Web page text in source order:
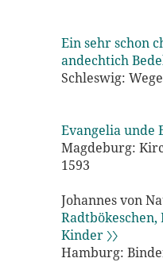
Ein sehr schon
andechtich
Schleswig:
Evangelia unde
Magdeburg:
1593
Johannes von
Kinder 〉〉
Hamburg: